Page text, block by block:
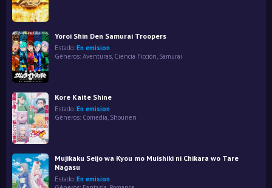
Yoroi Shin Den Samurai Troopers
Estado: En emision
Géneros: Aventuras Ciencia Ficción Samurai
Kore Kaite Shine
Estado: En emision
Géneros: Comedia, Shounen
Mujikaku Seijo wa Kyou mo Muishiki ni Chikara wo Tare
Nagasu
Estado: En emision